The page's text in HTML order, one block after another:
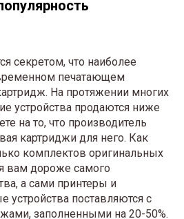
секретом, что наиболее
печатающем
На протяжении многих
устройства продаются ниже
на то, что производитель
картриджи для него. Как
комплектов оригинальных
вам дороже самого
а сами принтеры и
устройства поставляются с
заполненными на 20-50%.